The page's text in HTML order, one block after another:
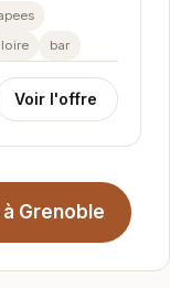
bar
Voir l'offre
Grenoble